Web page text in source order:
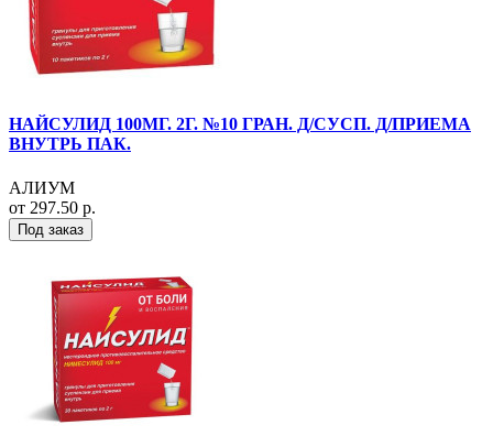
НАЙСУЛИД 100МГ. 2Г. №10 ГРАН. Д/СУСП. Д/ПРИЕМА
ВНУТРЬ ПАК.
АЛИУМ
от 297.50 р.
Под заказ